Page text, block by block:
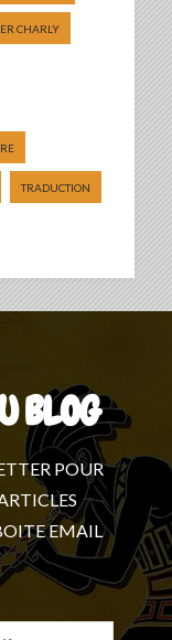
CHARLY
TRADUCTION
BLOG
POUR
EMAIL